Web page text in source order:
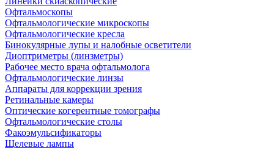
Офтальмоскопы
Офтальмологические микроскопы
Офтальмологические кресла
Бинокулярные лупы и налобные осветители
Диоптриметры (линзметры)
Рабочее место врача офтальмолога
Офтальмологические линзы
Аппараты для коррекции зрения
Ретинальные камеры
Оптические когерентные томографы
Офтальмологические столы
Факоэмульсификаторы
Щелевые лампы